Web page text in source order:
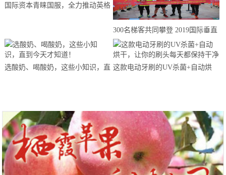
国际资本青睐国服，全力推动英格
300名梯客共同攀登 2019国际垂直
马拉松超级精英赛顺德海骏达中心
站欢乐开跑
选酸奶、喝酸奶，这些小知识，直 这款电动牙刷的UV杀菌+自动烘